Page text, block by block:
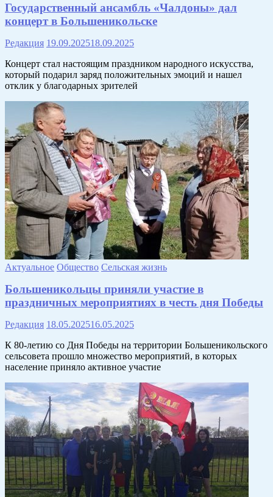
Государственный ансамбль «Чалдоны» дал
концерт в Большеникольске
Редакция 19.09.202518.09.2025
Концерт стал настоящим праздником народного искусства,
который подарил заряд положительных эмоций и нашел
отклик у благодарных зрителей
Актуальное Общество Сельская жизнь
Большеникольцы приняли участие в
праздничных мероприятиях в честь дня Победы
Редакция 18.05.202516.05.2025
К 80-летию со Дня Победы на территории Большеникольского
сельсовета прошло множество мероприятий, в которых
население приняло активное участие